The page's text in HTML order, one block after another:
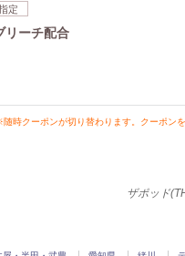
定
リーチ配合
時クーポンが切り替わります。クーポン
ザポッド